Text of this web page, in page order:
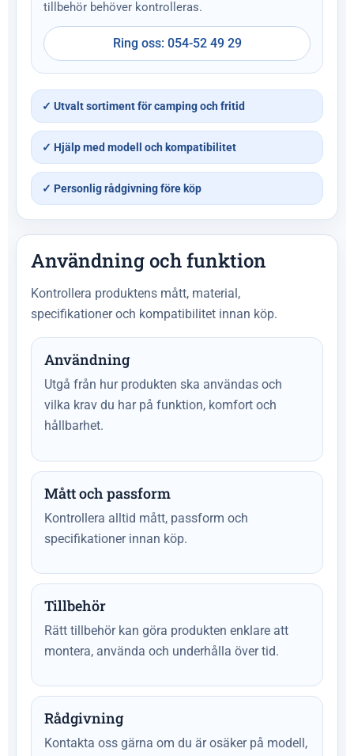
tillbehör behöver kontrolleras.
Ring oss: 054-52 49 29
✓ Utvalt sortiment för camping och fritid
✓ Hjälp med modell och kompatibilitet
✓ Personlig rådgivning före köp
Användning och funktion
Kontrollera produktens mått, material,
specifikationer och kompatibilitet innan köp.
Användning
Utgå från hur produkten ska användas och
vilka krav du har på funktion, komfort och
hållbarhet.
Mått och passform
Kontrollera alltid mått, passform och
specifikationer innan köp.
Tillbehör
Rätt tillbehör kan göra produkten enklare att
montera, använda och underhålla över tid.
Rådgivning
Kontakta oss gärna om du är osäker på modell,